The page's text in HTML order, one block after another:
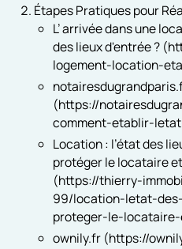
Étapes Pratiques pour
L’ arrivée dans une
des lieux d'entrée ?
logement-location-
(https://
comment-etablir-
Location : l’état des
protéger le locataire
(https://thierry-
99/location-letat-
proteger-le-
ownily.fr (https://